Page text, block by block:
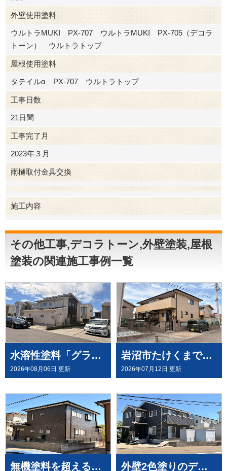
外壁使用塗料
ウルトラMUKI PX-707 ウルトラMUKI PX-705（デコラ
トーン） ウルトラトップ
屋根使用塗料
タテイルα PX-707 ウルトラトップ
工事日数
21日間
工事完了月
2023年３月
雨樋取付金具交換
施工内容
その他工事
デコラトーン
外壁塗装
屋根塗装
その他工事,デコラトーン,外壁塗装,屋根
塗装の関連施工事例一覧
水溶性塗料「グランデ無機」を、屋根・外壁塗装（外壁はデコラトーン工法）にて施工させていただきました（大崎市古川）
2026年08月06日 更新
岩沼市たけくまで、外壁にウルトラペイントシリーズ無機塗料「ウルトラMUKI＋ウルトラTOP」と、屋根に「ウルトラルーフ＋ウルトラTOP」にて塗装させていただきました。
2026年07月12日 更新
無機塗料を超える有機HRC塗料「タテイルⅡ」で施工させていただきました（塗料メーカー：プレマテックス社） 外壁2色塗りのデコラトーン工法で、施工させていただきました。（ウルトラペイントシリーズ）